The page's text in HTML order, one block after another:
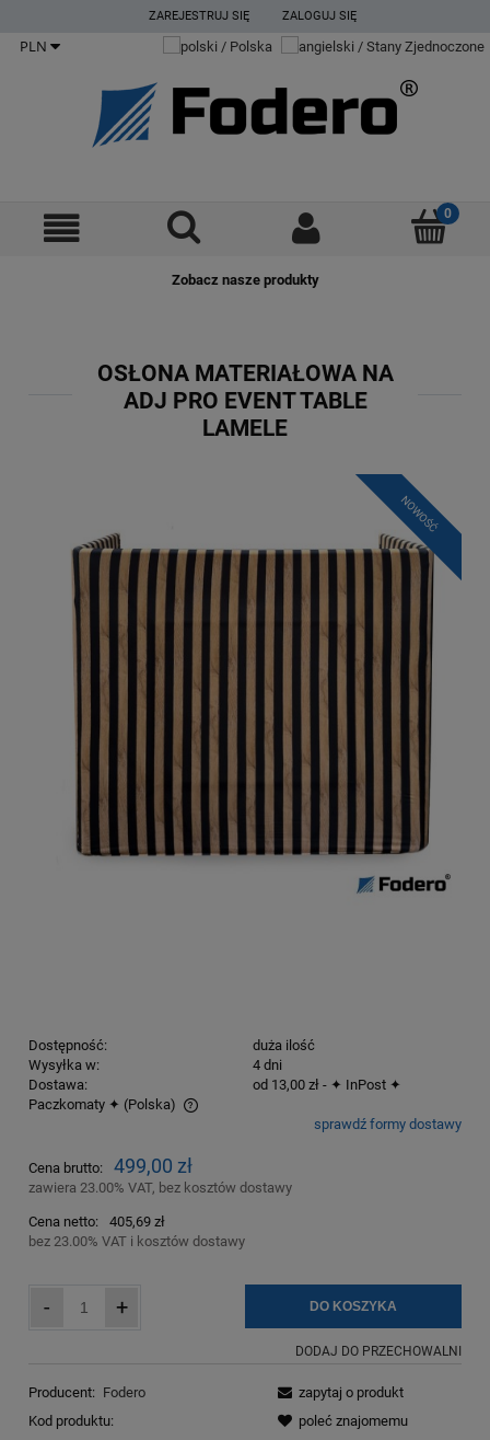
ZAREJESTRUJ SIĘ ZALOGUJ SIĘ
Zobacz nasze produkty
OSŁONA MATERIAŁOWA NA
ADJ PRO EVENT TABLE
LAMELE
NOWOŚĆ
Dostępność:
duża ilość
Wysyłka w:
4 dni
Dostawa:
od 13,00 zł - ✦ InPost ✦
Paczkomaty ✦ (Polska)
Cena nie zawiera ewentualnych kosztów płatnościsprawdź formy dostawy
Cena brutto: 499,00 zł
zawiera 23.00% VAT, bez kosztów dostawy
Cena netto:
405,69 zł
bez 23.00% VAT i kosztów dostawy
- + DO KOSZYKA
DODAJ DO PRZECHOWALNI
Producent: Fodero
Kod produktu:
zapytaj o produkt
poleć znajomemu